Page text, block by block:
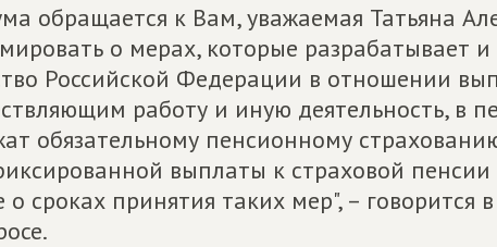
обращается к Вам, уважаемая Татьяна
о мерах, которые разрабатывает и
Российской Федерации в отношении
работу и иную деятельность, в
обязательному пенсионному
выплаты к страховой пенсии
сроках принятия таких мер", – говорится в